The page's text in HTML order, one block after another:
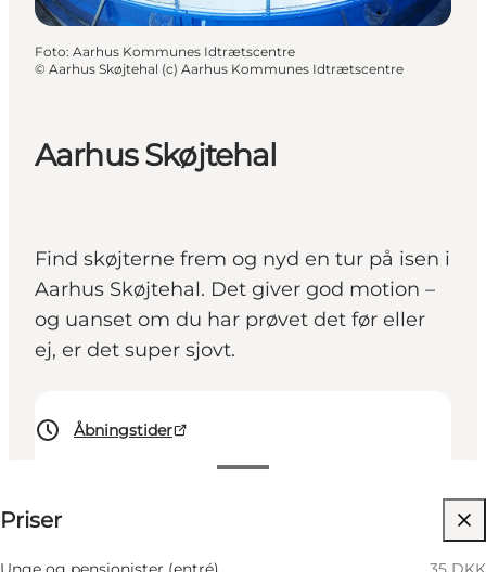
Aarhus Skøjtehal
Find skøjterne frem og nyd en tur på isen i
Aarhus Skøjtehal. Det giver god motion –
og uanset om du har prøvet det før eller
ej, er det super sjovt.
Åbningstider
Priser
Børn, Min partner, Venner
Foto: Aarhus Kommunes Idtrætscentre
© Aarhus Skøjtehal (c) Aarhus Kommunes Idtrætscentre